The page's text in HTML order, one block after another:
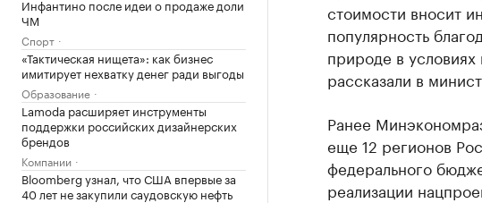
Инфантино после идеи о продаже доли
ЧМ
Спорт
«Тактическая нищета»: как бизнес
имитирует нехватку денег ради выгоды
Образование
Lamoda расширяет инструменты
поддержки российских дизайнерских
брендов
Компании
Bloomberg узнал, что США впервые за
40 лет не закупили саудовскую нефть
стоимости вносит
популярность
природе в
рассказали в
Ранее
еще 12 регионов
федерального
реализации